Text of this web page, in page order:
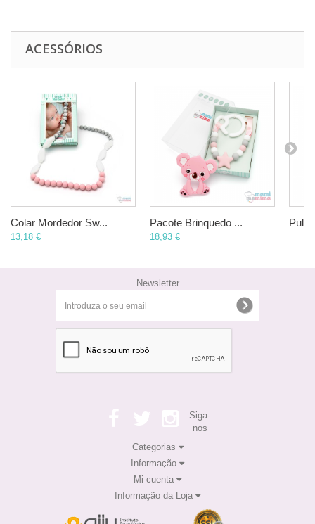
ACESSÓRIOS
Colar Mordedor Sw...
13,18 €
Pacote Brinquedo ...
18,93 €
Newsletter
Siga-
nos
Categorias
Informação
Mi cuenta
Informação da Loja